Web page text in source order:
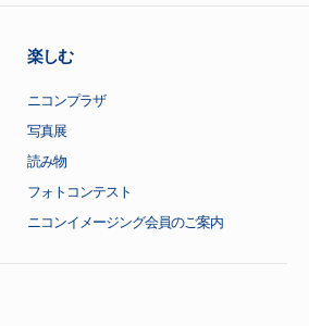
楽しむ
ニコンプラザ
写真展
読み物
フォトコンテスト
ニコンイメージング会員のご案内